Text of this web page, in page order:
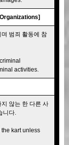
범죄 활동에 참
activities.
않는 한 다른 사
니다.
kart unless